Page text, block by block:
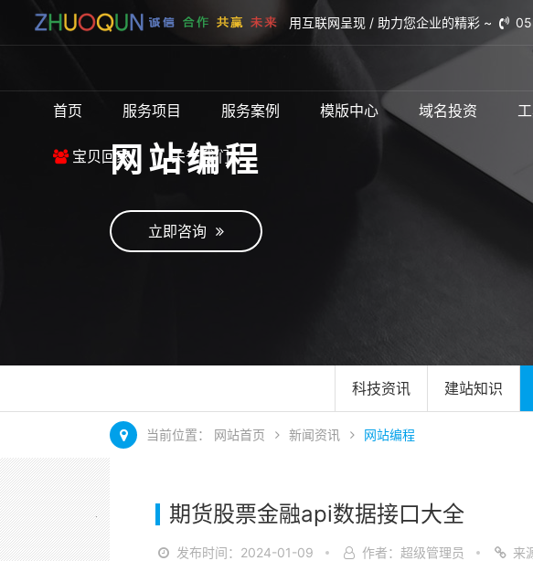
用互联网呈现 / 助力您企业的精彩 ~
首页 服务项目 服务案例 模版中心 域名投资
宝贝回家 关于我们
网站编程
立即咨询
科技资讯 建站知识
当前位置： 网站首页 新闻资讯 网站编程
期货股票金融api数据接口大全
发布时间：2024-01-09 作者：超级管理员 来